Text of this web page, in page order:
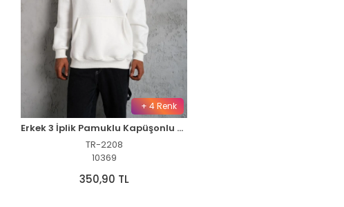
+ 4 Renk
Erkek 3 İplik Pamuklu Kapüşonlu Baskılı Cepli Oversize Sweatshirt Hoodie - Beyaz
TR-2208
10369
350,90 TL